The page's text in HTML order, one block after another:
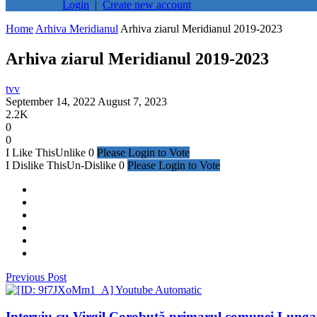
Login | Create new account
Home Arhiva Meridianul Arhiva ziarul Meridianul 2019-2023
Arhiva ziarul Meridianul 2019-2023
tvv
September 14, 2022 August 7, 2023
2.2K
0
0
I Like ThisUnlike 0 Please Login to Vote
I Dislike ThisUn-Dislike 0 Please Login to Vote
Previous Post